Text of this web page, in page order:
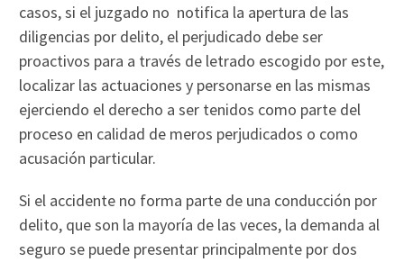
casos, si el juzgado no notifica la apertura de las
diligencias por delito, el perjudicado debe ser
proactivos para a través de letrado escogido por este,
localizar las actuaciones y personarse en las mismas
ejerciendo el derecho a ser tenidos como parte del
proceso en calidad de meros perjudicados o como
acusación particular.
Si el accidente no forma parte de una conducción por
delito, que son la mayoría de las veces, la demanda al
seguro se puede presentar principalmente por dos